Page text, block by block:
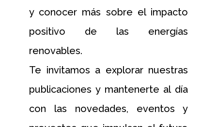
y conocer más sobre el impacto
positivo de las energías
renovables.
Te invitamos a explorar nuestras
publicaciones y mantenerte al día
con las novedades, eventos y